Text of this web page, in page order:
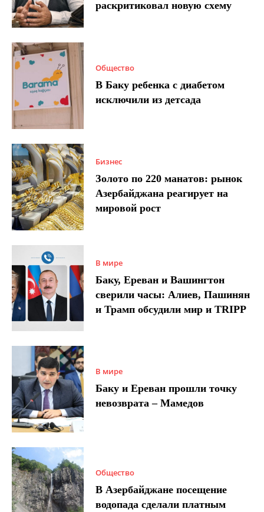
раскритиковал новую схему
Общество
В Баку ребенка с диабетом
исключили из детсада
Бизнес
Золото по 220 манатов: рынок
Азербайджана реагирует на
мировой рост
В мире
Баку, Ереван и Вашингтон
сверили часы: Алиев, Пашинян
и Трамп обсудили мир и TRIPP
В мире
Баку и Ереван прошли точку
невозврата – Мамедов
Общество
В Азербайджане посещение
водопада сделали платным